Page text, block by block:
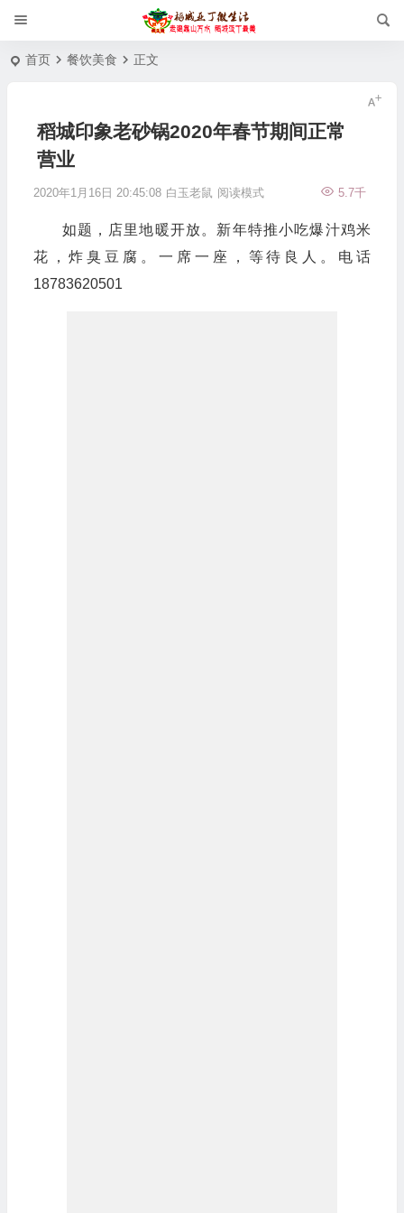
首页 餐饮美食 正文
稻城印象老砂锅2020年春节期间正常
营业
2020年1月16日 20:45:08 白玉老鼠 5.7千
阅读模式
如题，店里地暖开放。新年特推小吃爆汁鸡米
花，炸臭豆腐。一席一座，等待良人。电话
18783620501